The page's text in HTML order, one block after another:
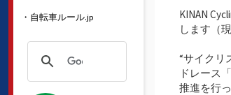
・自転車ルール.jp
KINAN
します（
“サイクリ
ドレース
推進を行